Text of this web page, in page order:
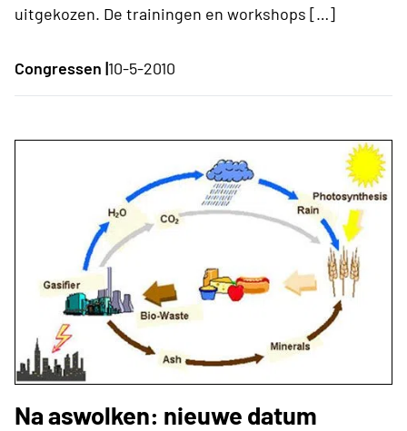
uitgekozen. De trainingen en workshops […]
Congressen |10-5-2010
Na aswolken: nieuwe datum